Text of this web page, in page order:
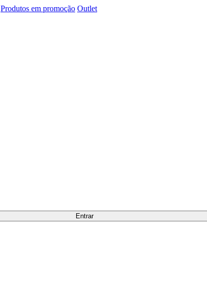
Produtos em promoção Outlet
Entrar